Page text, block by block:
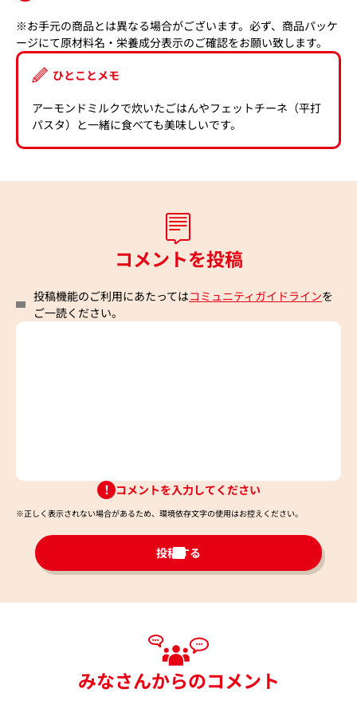
※お手元の商品とは異なる場合がございます。必ず、商品パッケ
ージにて原材料名・栄養成分表示のご確認をお願い致します。
ひとことメモ
アーモンドミルクで炊いたごはんやフェットチーネ（平打
パスタ）と一緒に食べても美味しいです。
コメントを投稿
投稿機能のご利用にあたってはコミュニティガイドラインを
ご一読ください。
コメントを入力してください
※正しく表示されない場合があるため、環境依存文字の使用はお控えください。​
投稿する
みなさんからのコメント